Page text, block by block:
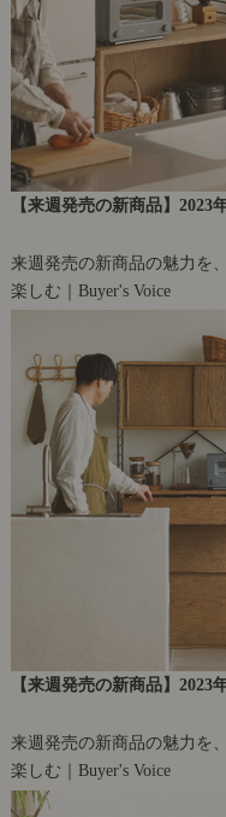
【来週発売の新商品】2023
来週発売の新商品の魅力を
楽しむ｜Buyer's Voice
【来週発売の新商品】2023
来週発売の新商品の魅力を
楽しむ｜Buyer's Voice